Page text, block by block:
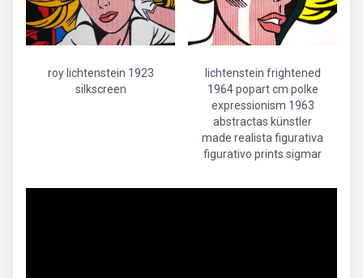
roy lichtenstein 1923
silkscreen
lichtenstein frightened
1964 popart cm polke
expressionism 1963
abstractas künstler
made realista figurativa
figurativo prints sigmar